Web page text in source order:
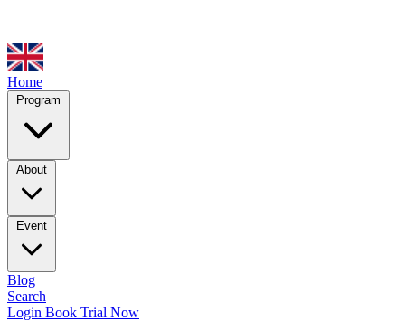
Home
Program
About
Event
Blog
Search
Login Book Trial Now